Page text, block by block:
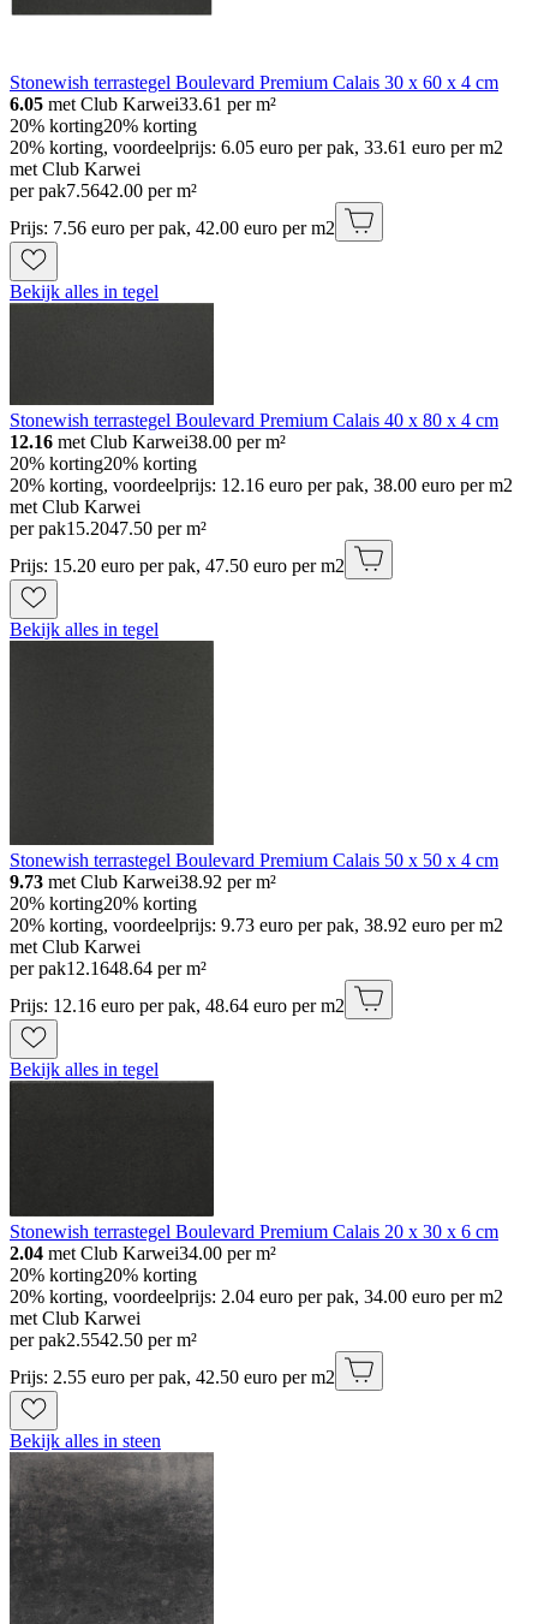
Stonewish terrastegel Boulevard Premium Calais 30 x 60 x 4 cm
6.05 met Club Karwei33.61 per m²
20% korting20% korting
20% korting, voordeelprijs: 6.05 euro per pak, 33.61 euro per m2
met Club Karwei
per pak7.5642.00 per m²
Prijs: 7.56 euro per pak, 42.00 euro per m2
Bekijk alles in tegel
Stonewish terrastegel Boulevard Premium Calais 40 x 80 x 4 cm
12.16 met Club Karwei38.00 per m²
20% korting20% korting
20% korting, voordeelprijs: 12.16 euro per pak, 38.00 euro per m2
met Club Karwei
per pak15.2047.50 per m²
Prijs: 15.20 euro per pak, 47.50 euro per m2
Bekijk alles in tegel
Stonewish terrastegel Boulevard Premium Calais 50 x 50 x 4 cm
9.73 met Club Karwei38.92 per m²
20% korting20% korting
20% korting, voordeelprijs: 9.73 euro per pak, 38.92 euro per m2
met Club Karwei
per pak12.1648.64 per m²
Prijs: 12.16 euro per pak, 48.64 euro per m2
Bekijk alles in tegel
Stonewish terrastegel Boulevard Premium Calais 20 x 30 x 6 cm
2.04 met Club Karwei34.00 per m²
20% korting20% korting
20% korting, voordeelprijs: 2.04 euro per pak, 34.00 euro per m2
met Club Karwei
per pak2.5542.50 per m²
Prijs: 2.55 euro per pak, 42.50 euro per m2
Bekijk alles in steen